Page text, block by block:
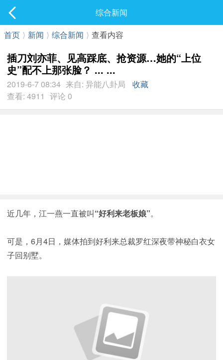
最新发表
综合新闻
首页 ⟩ 新闻 ⟩ 综合新闻 ⟩ 查看内容
插刀刘亦菲、见高踩底、抢资源…她的“上位
史”配不上那张脸？ ... ...
2019-6-7 08:34 来自: 异能八卦局
收藏
查看: 4911 评论 0
近几年，江一燕一直被叫“好利来老板娘”。
可是，6月4日，媒体拍到好利来总裁罗红深夜带神秘白衣女
子回别墅。